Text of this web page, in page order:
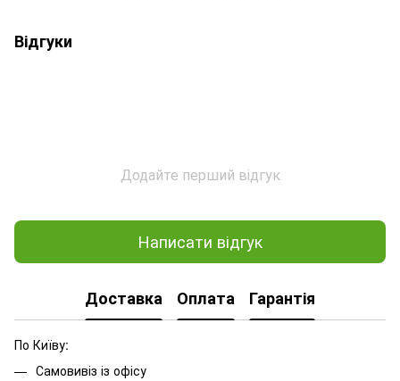
Відгуки
Додайте перший відгук
Написати відгук
Доставка Оплата Гарантія
По Київу:
Самовивіз із офісу